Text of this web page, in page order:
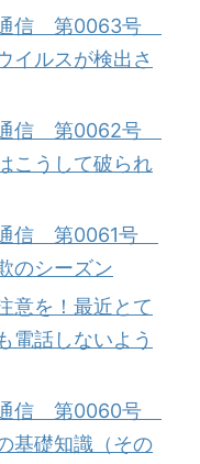
通信 第0063号
イルスが検出さ
通信 第0062号
こうして破られ
信 第0061号
のシーズン
意を！最近とて
電話しないよう
通信 第0060号
基礎知識（その